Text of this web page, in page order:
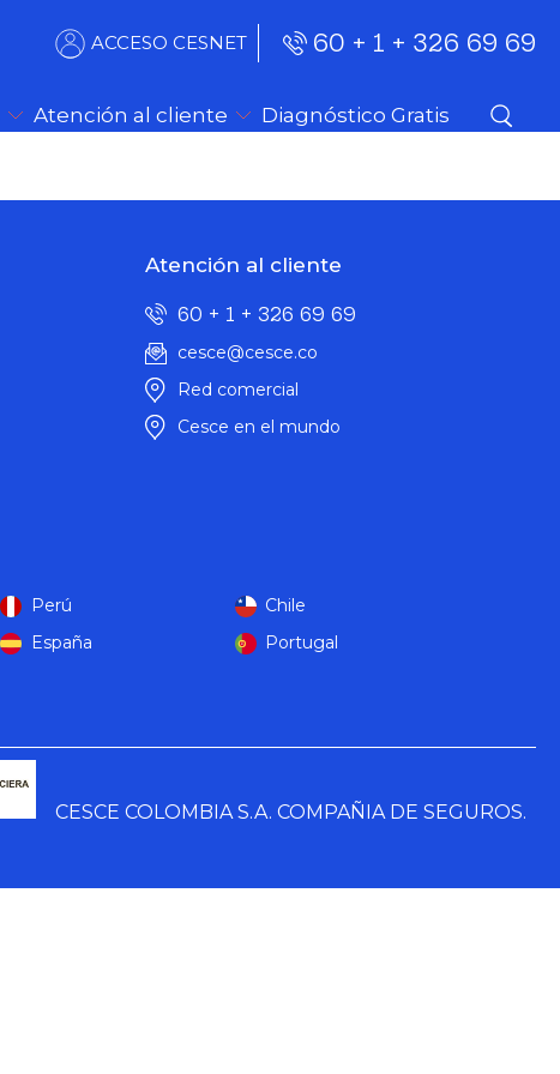
ACCESO CESNET 60 + 1 + 326 69 69
Atención al cliente Diagnóstico Gratis
Atención al cliente
60 + 1 + 326 69 69
cesce@cesce.co
Red comercial
Cesce en el mundo
Perú
Chile
España Portugal
CESCE COLOMBIA S.A. COMPAÑIA DE SEGUROS.